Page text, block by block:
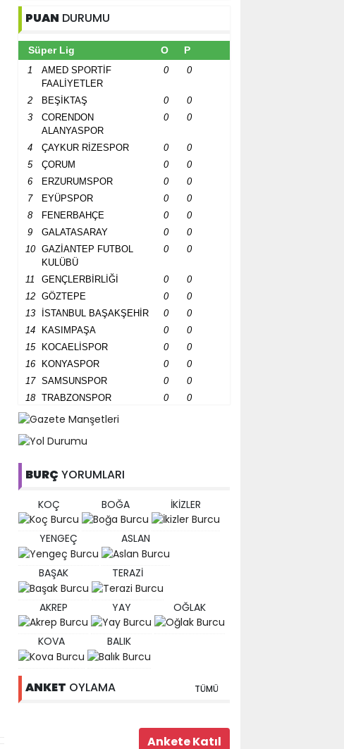
PUAN DURUMU
Süper Lig O P
1
AMED SPORTİF
FAALİYETLER
0 0
2 BEŞİKTAŞ 0
0
3
CORENDON
ALANYASPOR
0 0
4 ÇAYKUR RİZESPOR 0
0
5
ÇORUM 0
0
6
ERZURUMSPOR 0
0
7
EYÜPSPOR 0
0
8
FENERBAHÇE 0
0
9
GALATASARAY 0
0
10
GAZİANTEP FUTBOL
KULÜBÜ
0 0
11 GENÇLERBİRLİĞİ 0
0
12
GÖZTEPE 0
0
13
İSTANBUL BAŞAKŞEHİR 0
0
14
KASIMPAŞA 0
0
15
KOCAELİSPOR 0
0
16
KONYASPOR 0
0
17
SAMSUNSPOR 0
0
18
TRABZONSPOR 0 0
BURÇ YORUMLARI
KOÇ BOĞA İKİZLER
YENGEÇ ASLAN
BAŞAK TERAZİ
AKREP YAY OĞLAK
KOVA BALIK
ANKET OYLAMA TÜMÜ